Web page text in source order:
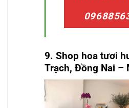
9. Shop hoa tươi
Trạch, Đồng Nai –